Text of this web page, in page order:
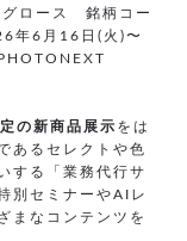
グロース 銘柄コー
年6月16日(火)〜
の新商品展示 をは
あるセレクトや色
する「業務代行サ
別セミナーやAIレ
まなコンテンツを